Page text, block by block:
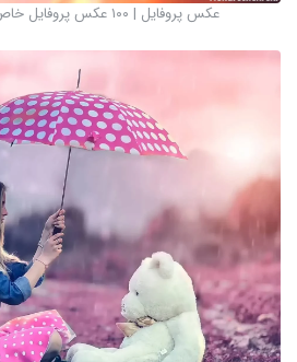
عکس پروفایل | ۱۰۰ عکس پروفایل خاص و تک، خفن و زیبا